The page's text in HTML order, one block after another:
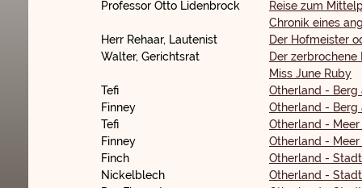
Professor Otto Lidenbrock
Reise zum
Chronik eines
Herr Rehaar, Lautenist
Der Hofmeister
Walter, Gerichtsrat
Der zerbrochene
Miss June Ruby
Tefi
Otherland - Berg
Finney
Otherland - Berg
Tefi
Otherland -
Finney
Otherland -
Finch
Otherland -
Nickelblech
Otherland -